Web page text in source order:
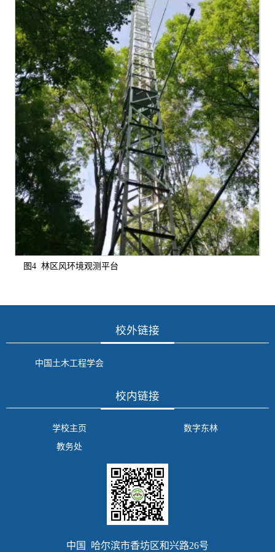
图4 林区风环境观测平台
校外链接
中国土木工程学会
校内链接
学校主页
数字东林
教务处
中国 哈尔滨市香坊区和兴路26号